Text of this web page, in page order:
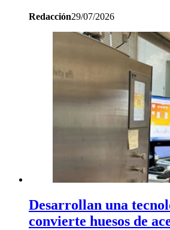
Redacción29/07/2026
Desarrollan una
convierte huesos de